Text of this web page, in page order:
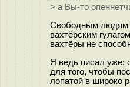
> а Вы-то
Свободным людям
вахтёрским
вахтёры не
Я ведь писал уже:
для того, чтобы
лопатой в широко